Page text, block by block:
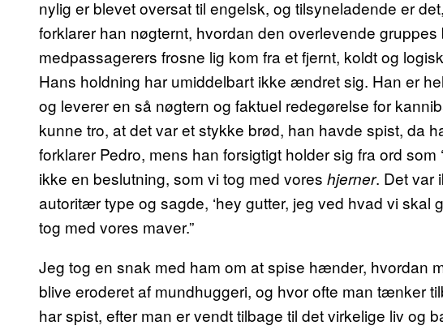
nylig er blevet oversat til engelsk, og tilsyneladende er
forklarer han nøgternt, hvordan den overlevende
medpassagerers frosne lig kom fra et fjernt, koldt og
Hans holdning har umiddelbart ikke ændret sig. Han er
og leverer en så nøgtern og faktuel redegørelse for
kunne tro, at det var et stykke brød, han havde spist, da
forklarer Pedro, mens han forsigtigt holder sig fra ord som
ikke en beslutning, som vi tog med vores hjerner. Det var
autoritær type og sagde, ‘hey gutter, jeg ved hvad vi skal
tog med vores maver.”
Jeg tog en snak med ham om at spise hænder, hvordan
blive eroderet af mundhuggeri, og hvor ofte man tænker
har spist, efter man er vendt tilbage til det virkelige liv og